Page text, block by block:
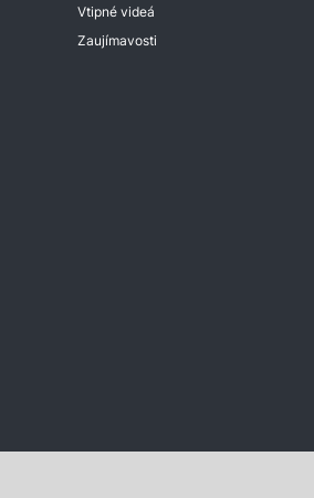
Vtipné videá
Zaujímavosti